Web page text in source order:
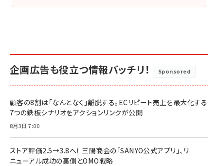
企画広告も役立つ情報バッチリ！ Sponsored
顧客の8割は「なんとなく」離脱する。ECリピート売上を最大化する
7つの鉄板シナリオをアクションリンクが公開
8月3日 7:00
ストア評価2.5→3.8へ！ 三陽商会の「SANYO公式アプリ」、リ
ニューアル成功の裏側とOMO戦略